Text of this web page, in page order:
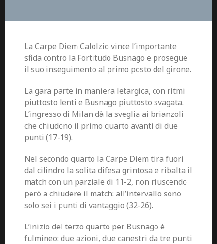
La Carpe Diem Calolzio vince l’importante
sfida contro la Fortitudo Busnago e prosegue
il suo inseguimento al primo posto del girone.
La gara parte in maniera letargica, con ritmi
piuttosto lenti e Busnago piuttosto svagata.
L’ingresso di Milan dà la sveglia ai brianzoli
che chiudono il primo quarto avanti di due
punti (17-19).
Nel secondo quarto la Carpe Diem tira fuori
dal cilindro la solita difesa grintosa e ribalta il
match con un parziale di 11-2, non riuscendo
però a chiudere il match: all’intervallo sono
solo sei i punti di vantaggio (32-26).
L’inizio del terzo quarto per Busnago è
fulmineo: due azioni, due canestri da tre punti